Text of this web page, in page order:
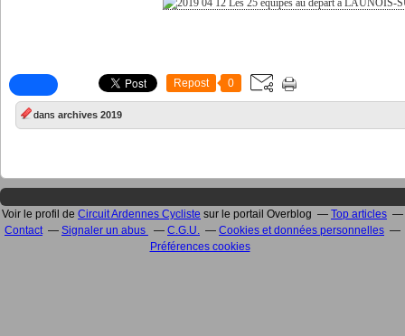
Repost 0
dans archives 2019
Voir le profil de Circuit Ardennes Cycliste sur le portail Overblog
Top articles
Contact
Signaler un abus C.G.U.
Cookies et données personnelles
Préférences cookies